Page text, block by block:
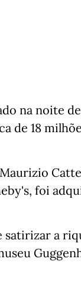
na noite
de 18
foi
a